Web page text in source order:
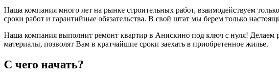
Наша компания много лет на рынке строительных работ, взаимодействуем
сроки работ и гарантийные обязательства. В свой штат мы берем только
Наша компания выполнит ремонт квартир в Анискино под ключ с нуля!
материалы, позволят Вам в кратчайшие сроки заехать в приобретенное жилье.
С чего начать?